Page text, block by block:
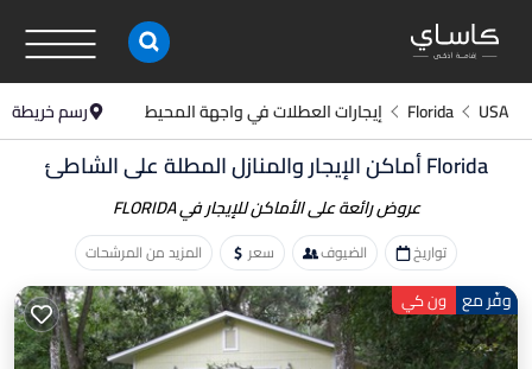
USA
Florida إيجارات العطلات في واجهة المحيط رسم خريطة
Florida أماكن الإيجار والمنازل المطلة على الشاطئ
عروض رائعة على الأماكنللإيجار في FLORIDA
تواريخ الضيوف سعر المزيد من المرشحات
وفّر مع ون كي